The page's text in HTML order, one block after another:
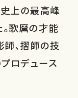
史上の最高峰
。歌麿の才能
、摺師の技
ロデュース